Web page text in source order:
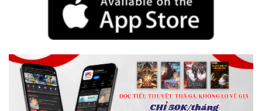
Huyền Huyễn
Huyền Nghi
Huyền Ảo